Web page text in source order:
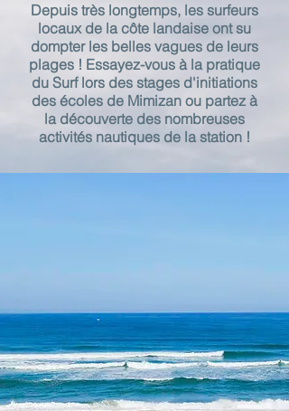
Depuis très longtemps, les surfeurs
locaux de la côte landaise ont su
dompter les belles vagues de leurs
plages ! Essayez-vous à la pratique
du Surf lors des stages d'initiations
des écoles de Mimizan ou partez à
la découverte des nombreuses
activités nautiques de la station !